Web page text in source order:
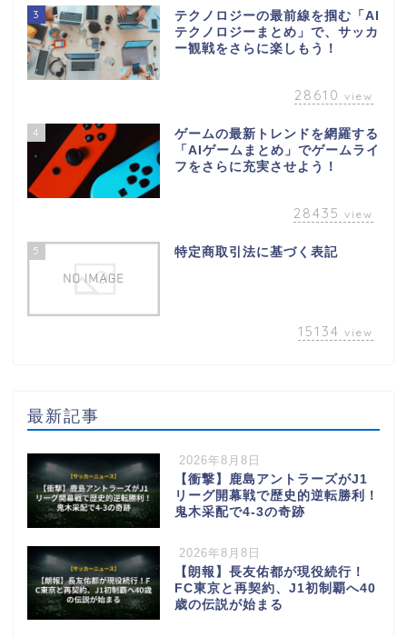
3
テクノロジーの最前線を掴む「AI
テクノロジーまとめ」で、サッカ
ー観戦をさらに楽しもう！
28610 view
4
ゲームの最新トレンドを網羅する
「AIゲームまとめ」でゲームライ
フをさらに充実させよう！
28435 view
5 特定商取引法に基づく表記
15134 view
最新記事
2026年8月8日
【衝撃】鹿島アントラーズがJ1
リーグ開幕戦で歴史的逆転勝利！
鬼木采配で4-3の奇跡
2026年8月8日
【朗報】長友佑都が現役続行！
FC東京と再契約、J1初制覇へ40
歳の伝説が始まる